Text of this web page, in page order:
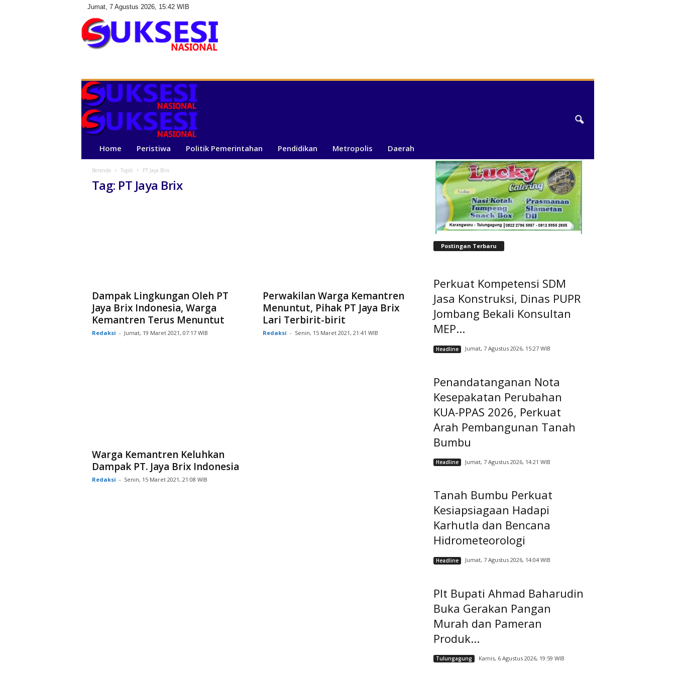
Jumat, 7 Agustus 2026, 15:42 WIB
s
e
i
N
i
Home Peristiwa Politik Pemerintahan Pendidikan Metropolis Daerah
Beranda Topik PT Jaya Brix
Tag: PT Jaya Brix
Dampak Lingkungan Oleh PT
Jaya Brix Indonesia, Warga
Kemantren Terus Menuntut
Redaksi - Jumat, 19 Maret 2021, 07:17 WIB
Perwakilan Warga Kemantren
Menuntut, Pihak PT Jaya Brix
Lari Terbirit-birit
Redaksi - Senin, 15 Maret 2021, 21:41 WIB
Warga Kemantren Keluhkan
Dampak PT. Jaya Brix Indonesia
Redaksi - Senin, 15 Maret 2021, 21:08 WIB
Postingan Terbaru
Perkuat Kompetensi SDM
Jasa Konstruksi, Dinas PUPR
Jombang Bekali Konsultan
MEP...
Headline Jumat, 7 Agustus 2026, 15:27 WIB
Penandatanganan Nota
Kesepakatan Perubahan
KUA-PPAS 2026, Perkuat
Arah Pembangunan Tanah
Bumbu
Headline Jumat, 7 Agustus 2026, 14:21 WIB
Tanah Bumbu Perkuat
Kesiapsiagaan Hadapi
Karhutla dan Bencana
Hidrometeorologi
Headline Jumat, 7 Agustus 2026, 14:04 WIB
Plt Bupati Ahmad Baharudin
Buka Gerakan Pangan
Murah dan Pameran
Produk...
Tulungagung Kamis, 6 Agustus 2026, 19:59 WIB